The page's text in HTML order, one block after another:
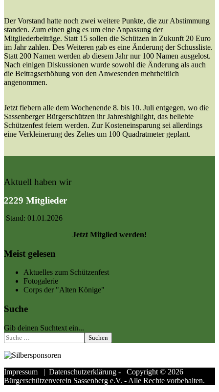
Der Vorstand hatte noch zwei weitere Punkte, die zur Abstimmung
standen. Zum einen ging es um eine Anpassung der
Mitgliederbeiträge. Statt 15 sollen die Schützen in Zukunft 20 Euro
im Jahr zahlen. Des Weiteren gab es eine Änderung der Schussliste.
Statt 200 Namen werden ab diesem Jahr nur 100 Namen ausgelost.
Nach einigen Diskussionen wurde sowohl die Änderung als auch
die Beitragserhöhung von den Anwesenden mehrheitlich
angenommen.
Jetzt fiebern alle dem Wochenende 8. bis 10. Juli entgegen, wo die
Sassenberger Bürgerschützen ihr Jahreshighlight, das beliebte
Schützenfest feiern werden. Zur Kosteneinsparung sei allerdings
eine Verkleinerung des Zeltes um 100 Quadratmeter geplant.
Aktuell haben wir
2229 Mitglieder
Stand: 01.01.2026
Jetzt Mitglied werden!
Meist gelesen
Aktuelles zum Schützenfest
Fotogalerie
Corps der "Alten Könige"
Suche
Gib deinen Suchtext ein...
Suchen
Impressum | Datenschutzerklärung - Copyright © 2026
Bürgerschützenverein Sassenberg e.V. - Alle Rechte vorbehalten.